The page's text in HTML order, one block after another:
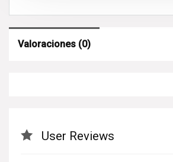
Valoraciones (0)
User Reviews